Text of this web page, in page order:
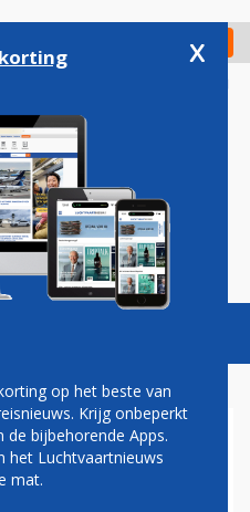
Check in
Vacatures
ROEMENEN
TE GEVEN
x
op het beste van
Krijg onbeperkt
bijbehorende Apps.
het Luchtvaartnieuws
mat.